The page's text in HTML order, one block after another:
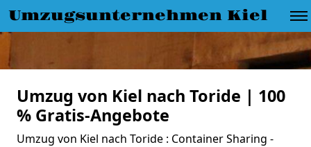
Umzugsunternehmen Kiel
Umzug von Kiel nach Toride | 100
% Gratis-Angebote
Umzug von Kiel nach Toride : Container Sharing -